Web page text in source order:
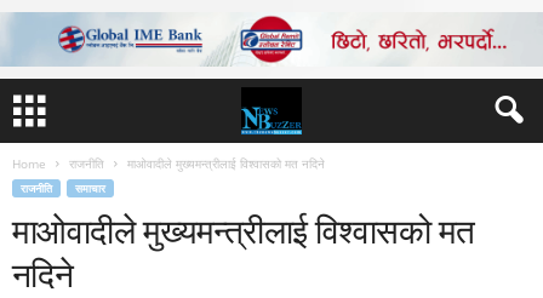
Home राजनीति माओवादीले मुख्यमन्त्रीलाई विश्वासको मत नदिने
राजनीति समाचार
माओवादीले मुख्यमन्त्रीलाई विश्वासको मत
नदिने